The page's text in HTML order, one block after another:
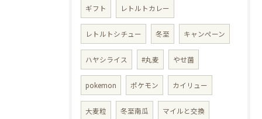
ギフト レトルトカレー
レトルトシチュー 冬至 キャンペーン
ハヤシライス #丸麦 やせ菌
pokemon ポケモン カイリュー
大麦粒 冬至南瓜 マイルと交換